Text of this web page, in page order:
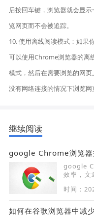
后按回车键，浏览器就会显
览网页而不会被追踪。
10. 使用离线阅读模式：如果
可以使用Chrome浏览器的离
模式，然后在需要浏览的网
没有网络连接的情况下浏览网
继续阅读
google Chrome浏览器
google
效率，文
时间：
如何在谷歌浏览器中减